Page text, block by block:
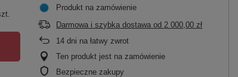
Produkt na zamówienie
Darmowa i szybka dostawa od2 000,00 zł
14 dni na łatwy zwrot
Ten produkt jest na zamówienie
Bezpieczne zakupy